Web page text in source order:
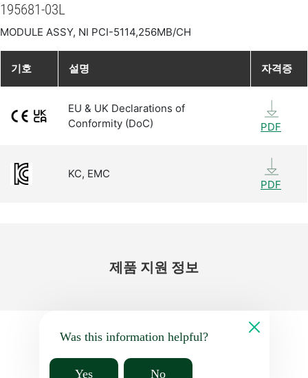
195681-03L
MODULE ASSY, NI PCI-5114,256MB/CH
기호 설명 자격증
EU & UK Declarations of
Conformity (DoC)
PDF
KC, EMC
PDF
제품 지원 정보
Was this information helpful?
Yes No